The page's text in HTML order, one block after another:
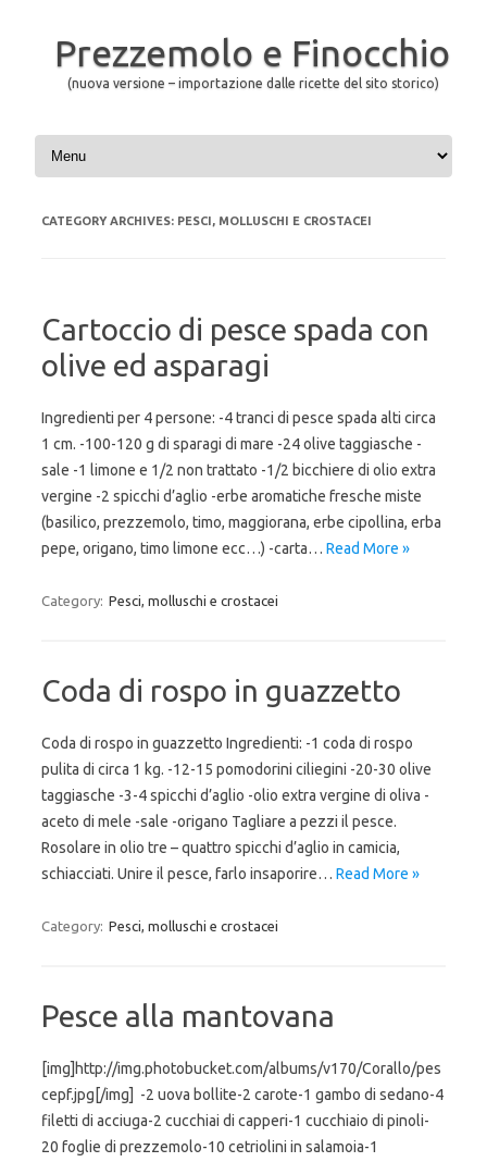
Prezzemolo e Finocchio
(nuova versione – importazione dalle ricette del sito storico)
Skip to content
CATEGORY ARCHIVES: PESCI, MOLLUSCHI E CROSTACEI
Cartoccio di pesce spada con
olive ed asparagi
Ingredienti per 4 persone: -4 tranci di pesce spada alti circa
1 cm. -100-120 g di sparagi di mare -24 olive taggiasche -
sale -1 limone e 1/2 non trattato -1/2 bicchiere di olio extra
vergine -2 spicchi d’aglio -erbe aromatiche fresche miste
(basilico, prezzemolo, timo, maggiorana, erbe cipollina, erba
pepe, origano, timo limone ecc…) -carta… Read More »
Category: Pesci, molluschi e crostacei
Coda di rospo in guazzetto
Coda di rospo in guazzetto Ingredienti: -1 coda di rospo
pulita di circa 1 kg. -12-15 pomodorini ciliegini -20-30 olive
taggiasche -3-4 spicchi d’aglio -olio extra vergine di oliva -
aceto di mele -sale -origano Tagliare a pezzi il pesce.
Rosolare in olio tre – quattro spicchi d’aglio in camicia,
schiacciati. Unire il pesce, farlo insaporire… Read More »
Category: Pesci, molluschi e crostacei
Pesce alla mantovana
[img]http://img.photobucket.com/albums/v170/Corallo/pes
cepf.jpg[/img] -2 uova bollite-2 carote-1 gambo di sedano-4
filetti di acciuga-2 cucchiai di capperi-1 cucchiaio di pinoli-
20 foglie di prezzemolo-10 cetriolini in salamoia-1